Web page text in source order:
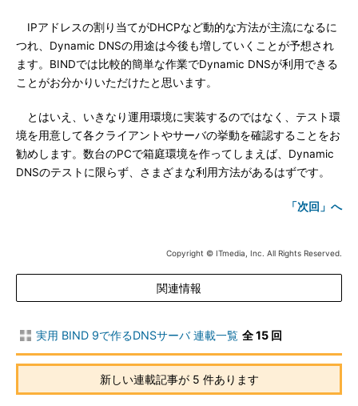
IPアドレスの割り当てがDHCPなど動的な方法が主流になるに
つれ、Dynamic DNSの用途は今後も増していくことが予想され
ます。BINDでは比較的簡単な作業でDynamic DNSが利用できる
ことがお分かりいただけたと思います。
とはいえ、いきなり運用環境に実装するのではなく、テスト環
境を用意して各クライアントやサーバの挙動を確認することをお
勧めします。数台のPCで箱庭環境を作ってしまえば、Dynamic
DNSのテストに限らず、さまざまな利用方法があるはずです。
「次回」へ
Copyright © ITmedia, Inc. All Rights Reserved.
関連情報
実用 BIND 9で作るDNSサーバ 連載一覧 全 15 回
新しい連載記事が 5 件あります